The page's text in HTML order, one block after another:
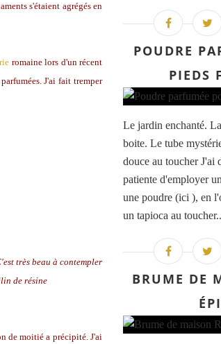
s'étaient agrégés en
romaine lors d'un récent
J'ai fait tremper
contempler
de résine
de moitié a précipité. J'ai
POUDRE
PIEDS
Le jardin enchanté.
boite. Le tube
douce au toucher J'ai
patiente d'employer
une poudre (ici ), en
un tapioca au
BRUME DE